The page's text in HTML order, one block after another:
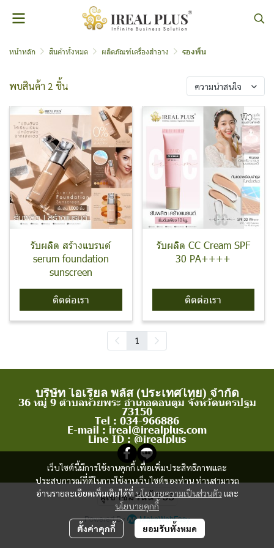
หน้าหลัก สินค้าทั้งหมด ผลิตภัณฑ์เครื่องสำอาง รองพื้น
พบสินค้า 2 ชิ้น ความน่าสนใจ
รับผลิต สร้างแบรนด์
serum foundation
sunscreen
ติดต่อเรา
รับผลิต CC Cream SPF
30 PA++++
ติดต่อเรา
1
เว็บไซต์นี้มีการใช้งานคุกกี้ เพื่อเพิ่มประสิทธิภาพและ
ประสบการณ์ที่ดีในการใช้งานเว็บไซต์ของท่าน ท่านสามารถ
อ่านรายละเอียดเพิ่มเติมได้ที่นโยบายความเป็นส่วนตัว และ
นโยบายคุกกี้
ตั้งค่าคุกกี้ ยอมรับทั้งหมด
บริษัท ไอเรียล พลัส (ประเทศไทย) จำกัด
36 หมู่ 9 ตำบลห้วยพระ อำเภอดอนตูม จังหวัดนครปฐม
73150
Tel : 034-966886
E-mail : ireal@irealplus.com
Line ID : @irealplus
ผู้เข้าชมวันนี้733
Powered By MakeWebEasy